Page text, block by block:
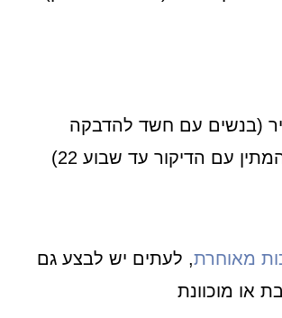
(בנשים עם חשד להדבקה
מאוחרת, לעתים יש לבצע גם
או מוכוונת